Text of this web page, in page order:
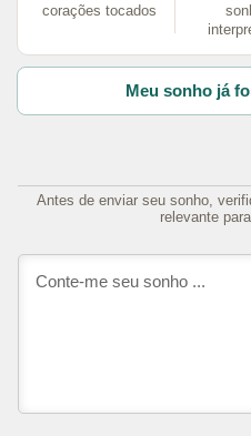
corações tocados
Meu sonho já
Antes de enviar seu sonho,
relevante